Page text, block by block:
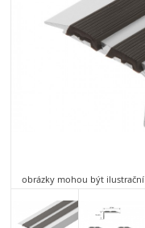
obrázky mohou být ilustrační